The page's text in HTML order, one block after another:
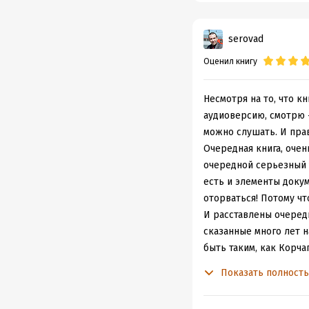
Тупая лобовая
воспитывали другой -
книги и фильмы не
её составляющей
или потому, что там
И это было настолько
нас - детей.
Помню, в 1978 году
упоминание
портреты их
Овсянников, услышав
Политбюро. А я так
шикнула на меня, а
Поэтому роман
serovad
Оценил книгу
Несмотря на то, что
аудиоверсию, смотрю
можно слушать. И
Очередная книга,
очередной
есть и элементы
оторваться! Потому
И расставлены
сказанные много лет
быть таким, как
Показать